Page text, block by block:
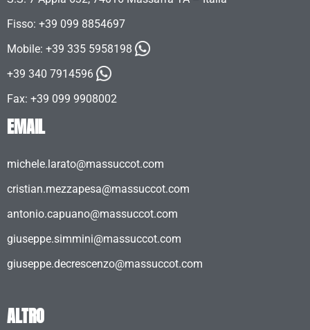
Fisso: +39 099 8854697
Mobile: +39 335 5958198
+39 340 7914596
Fax: +39 099 9908002
EMAIL
michele.larato@massuccot.com
cristian.mezzapesa@massuccot.com
antonio.capuano@massuccot.com
giuseppe.simmini@massuccot.com
giuseppe.decrescenzo@massuccot.com
ALTRO